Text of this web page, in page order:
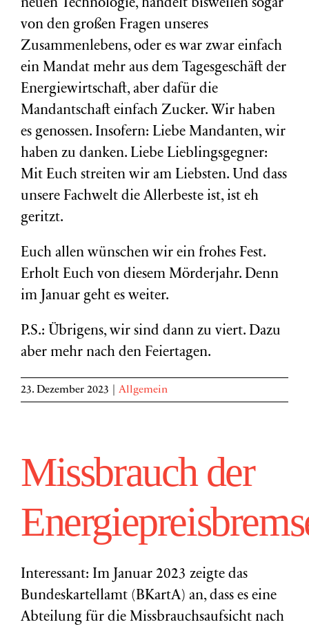
neuen Technologie, handelt bisweilen sogar
von den großen Fragen unseres
Zusammenlebens, oder es war zwar einfach
ein Mandat mehr aus dem Tagesgeschäft der
Energiewirtschaft, aber dafür die
Mandantschaft einfach Zucker. Wir haben
es genossen. Insofern: Liebe Mandanten, wir
haben zu danken. Liebe Lieblingsgegner:
Mit Euch streiten wir am Liebsten. Und dass
unsere Fachwelt die Allerbeste ist, ist eh
geritzt.
Euch allen wünschen wir ein frohes Fest.
Erholt Euch von diesem Mörderjahr. Denn
im Januar geht es weiter.
P.S.: Übrigens, wir sind dann zu viert. Dazu
aber mehr nach den Feiertagen.
23. Dezember 2023 Allgemein
Missbrauch der
Interessant: Im Januar 2023 zeigte das
Bundeskartellamt (BKartA) an, dass es eine
Abteilung für die Missbrauchsaufsicht nach